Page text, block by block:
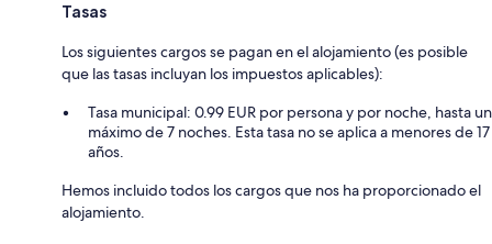
Tasas
Los siguientes cargos se pagan en el alojamiento (es posible
que las tasas incluyan los impuestos aplicables):
Tasa municipal: 0.99 EUR por persona y por noche, hasta un
máximo de 7 noches. Esta tasa no se aplica a menores de 17
años.
Hemos incluido todos los cargos que nos ha proporcionado el
alojamiento.